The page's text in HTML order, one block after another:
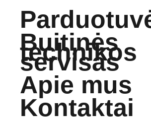
Buitinės
technikos
servisas
Apie mus
Kontaktai